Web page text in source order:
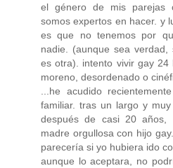
el género de mis parejas
somos expertos en hacer. y
es que no tenemos por
nadie. (aunque sea
es otra). intento vivir gay
moreno, desordenado o
...he acudido
familiar. tras un largo y
después de casi 20 años,
madre orgullosa con hijo
parecería si yo hubiera ido
aunque lo aceptara, no